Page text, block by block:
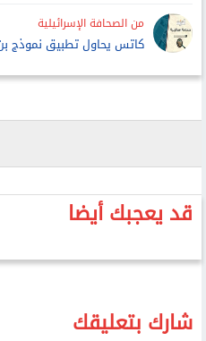
من الصحافة الإسرائيلية
كاتس يحاول تطبيق نموذج
قد يعجبك أيضا
شارك بتعليقك